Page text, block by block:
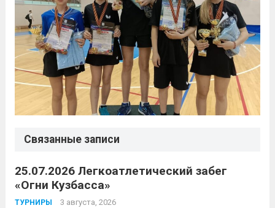
Связанные записи
25.07.2026 Легкоатлетический забег
«Огни Кузбасса»
ТУРНИРЫ 3 августа, 2026